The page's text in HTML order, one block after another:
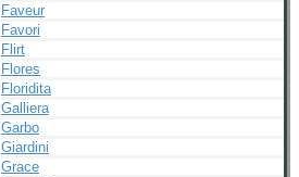
Faveur
Favori
Flirt
Flores
Floridita
Galliera
Garbo
Giardini
Grace